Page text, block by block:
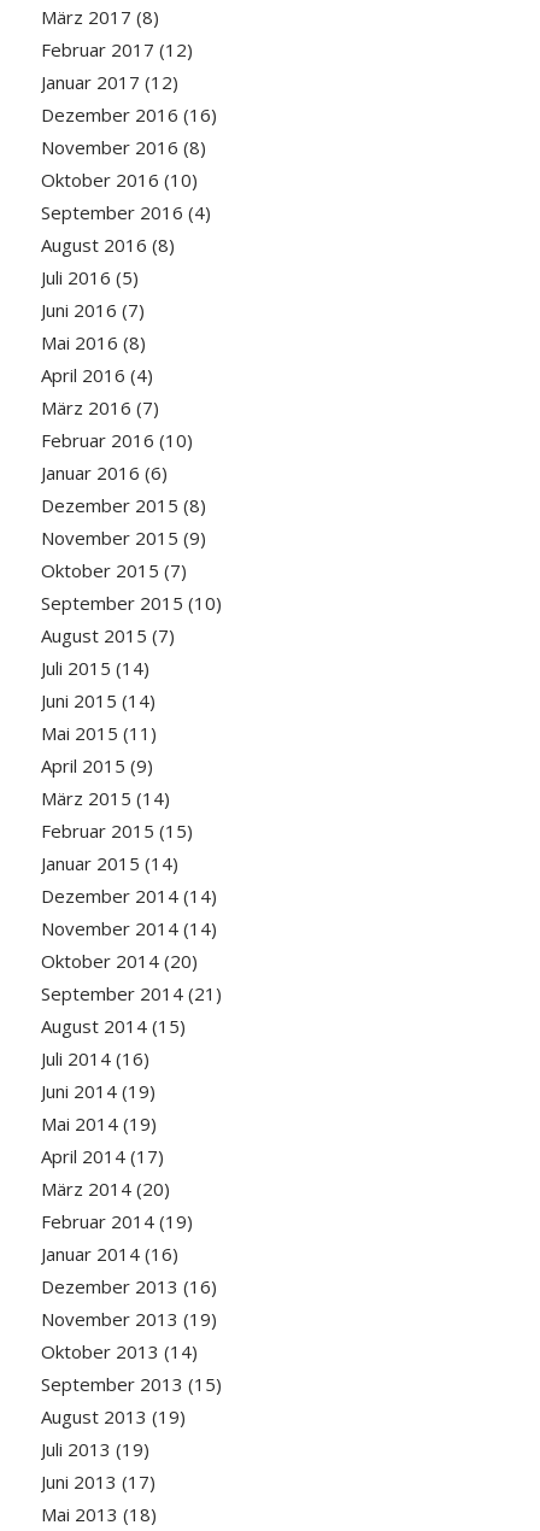
März 2017 (8)
Februar 2017 (12)
Januar 2017 (12)
Dezember 2016 (16)
November 2016 (8)
Oktober 2016 (10)
September 2016 (4)
August 2016 (8)
Juli 2016 (5)
Juni 2016 (7)
Mai 2016 (8)
April 2016 (4)
März 2016 (7)
Februar 2016 (10)
Januar 2016 (6)
Dezember 2015 (8)
November 2015 (9)
Oktober 2015 (7)
September 2015 (10)
August 2015 (7)
Juli 2015 (14)
Juni 2015 (14)
Mai 2015 (11)
April 2015 (9)
März 2015 (14)
Februar 2015 (15)
Januar 2015 (14)
Dezember 2014(14)
November 2014(14)
Oktober 2014(20)
September 2014(21)
August 2014(15)
Juli 2014(16)
Juni 2014(19)
Mai 2014(19)
April 2014(17)
März 2014(20)
Februar 2014(19)
Januar 2014(16)
Dezember 2013 (16)
November 2013 (19)
Oktober 2013 (14)
September 2013 (15)
August 2013 (19)
Juli 2013 (19)
Juni 2013 (17)
Mai 2013 (18)